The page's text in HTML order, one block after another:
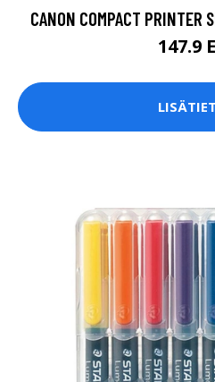
CANON COMPACT PRINTER
147.9